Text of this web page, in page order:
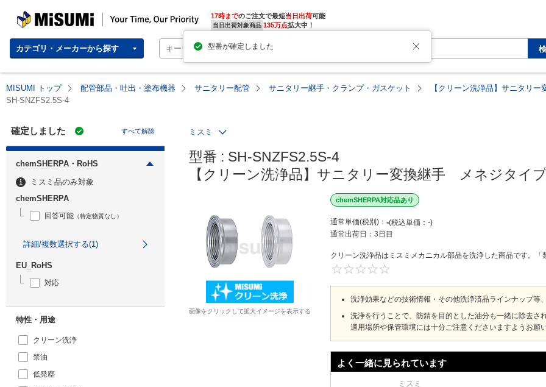
MISUMI | Your Time, Our Priority 17時までのご注文で最短当日出荷
当日出荷対象商品 135万点拡大中！
カテゴリ・メーカーから探す
MISUMI トップ 配管部品・吐出・塗布機器 サニタリー配管 サニタリー継手・クランプ・ガスケット
【クリーン洗浄品】サニタリ
SH-SNZFS2.5S-4
確定しました すべて解除
chemSHERPA・RoHS
ミスミ品のみ対象
chemSHERPA
回答可能 （特定物質なし）
詳細/複数選択する(1)
EU_RoHS
対応
特性・用途
クリーン洗浄
禁油
低発塵
ミスミ
型番 : SH-SNZFS2.5S-4
【クリーン洗浄品】サニタリー変換継手　メネジタイ
画像をクリックして拡大イメージを表示する
chemSHERPA対応品あり
通常単価(税別) - 税込単価
-
通常出荷日： 3日目
クリーン洗浄品はミスミメカニカル部品を洗浄した商品です。
洗浄効果などの技術情報・その他洗浄済品ラインナップ等
洗浄を行うことで、防錆を目的とした油分も一緒に除去
適用場所や保管環境には十分ご注意くださいますようお願
よく一緒に見られています
ミスミ